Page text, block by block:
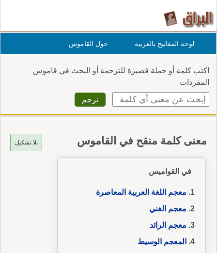
لوحة المفاتيح بالعربية حول القاموس
اكتب كلمة أو جملة قصيرة للترجمة أو البحث في قاموس
المفردات
بلا تشكيل معنى كلمة منقح في القاموس
في القواميس
معجم اللغة العربية المعاصرة
معجم الغني
معجم الرائد
المعجم الوسيط